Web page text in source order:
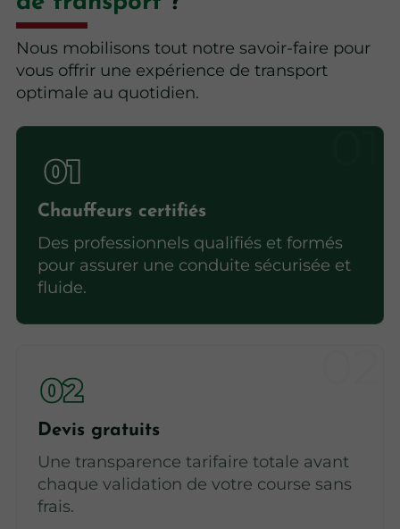
Nous mobilisons tout notre savoir-faire pour
vous offrir une expérience de transport
optimale au quotidien.
Chauffeurs certifiés
Des professionnels qualifiés et formés
pour assurer une conduite sécurisée et
fluide.
Devis gratuits
Une transparence tarifaire totale avant
chaque validation de votre course sans
frais.